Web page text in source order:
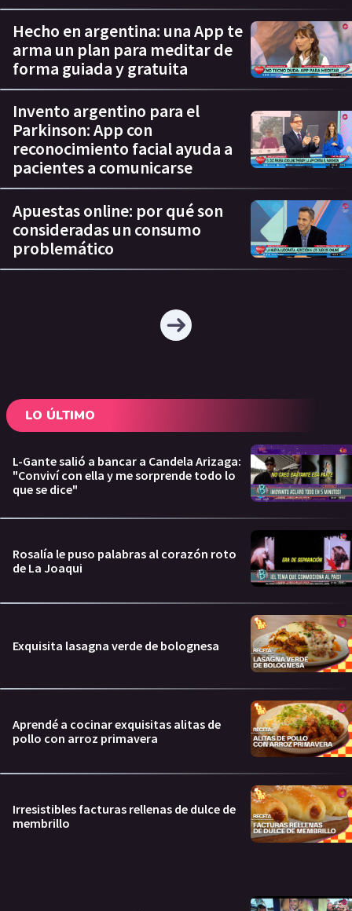
Hecho en argentina: una App te
arma un plan para meditar de
forma guiada y gratuita
Invento argentino para el
Parkinson: App con
reconocimiento facial ayuda a
pacientes a comunicarse
Apuestas online: por qué son
consideradas un consumo
problemático
LO ÚLTIMO
L-Gante salió a bancar a Candela Arizaga:
"Conviví con ella y me sorprende todo lo
que se dice"
Rosalía le puso palabras al corazón roto
de La Joaqui
Exquisita lasagna verde de bolognesa
Aprendé a cocinar exquisitas alitas de
pollo con arroz primavera
Irresistibles facturas rellenas de dulce de
membrillo